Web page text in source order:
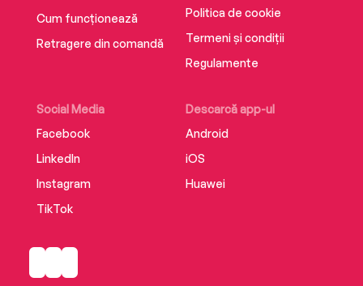
Cum funcționează
Retragere din comandă
Social Media
Facebook
LinkedIn
Instagram
TikTok
Descarcă app-ul
Android
iOS
Huawei
Politica de cookie
Termeni și condiții
Regulamente